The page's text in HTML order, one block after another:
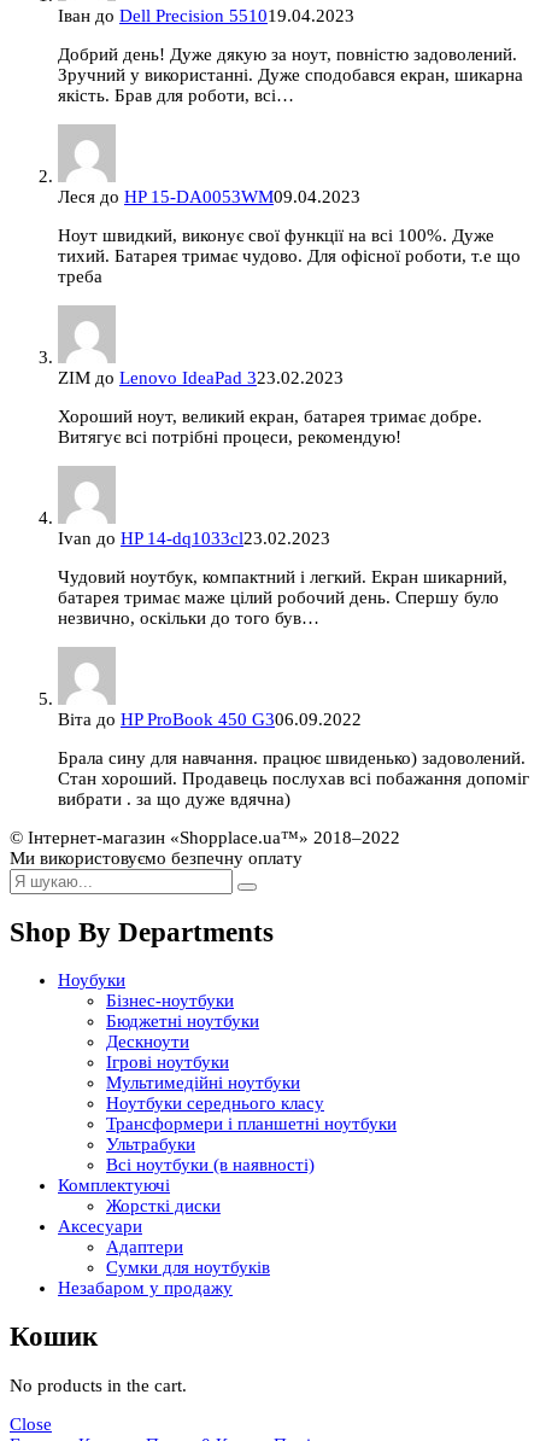
Іван до Dell Precision 551019.04.2023
Добрий день! Дуже дякую за ноут, повністю задоволений.
Зручний у використанні. Дуже сподобався екран, шикарна
якість. Брав для роботи, всі…
Леся до HP 15-DA0053WM09.04.2023
Ноут швидкий, виконує свої функції на всі 100%. Дуже
тихий. Батарея тримає чудово. Для офісної роботи, т.е що
треба
ZIM до Lenovo IdeaPad 323.02.2023
Хороший ноут, великий екран, батарея тримає добре.
Витягує всі потрібні процеси, рекомендую!
Ivan до HP 14-dq1033cl23.02.2023
Чудовий ноутбук, компактний і легкий. Екран шикарний,
батарея тримає маже цілий робочий день. Спершу було
незвично, оскільки до того був…
Віта до HP ProBook 450 G306.09.2022
Брала сину для навчання. працює швиденько) задоволений.
Стан хороший. Продавець послухав всі побажання допоміг
вибрати . за що дуже вдячна)
© Інтернет-магазин «Shopplace.ua™» 2018–2022
Ми використовуємо безпечну оплату
Shop By Departments
Ноубуки
Бізнес-ноутбуки
Бюджетні ноутбуки
Дескноути
Ігрові ноутбуки
Мультимедійні ноутбуки
Ноутбуки середнього класу
Трансформери і планшетні ноутбуки
Ультрабуки
Всі ноутбуки (в наявності)
Комплектуючі
Жорсткі диски
Аксесуари
Адаптери
Сумки для ноутбуків
Незабаром у продажу
Кошик
No products in the cart.
Close